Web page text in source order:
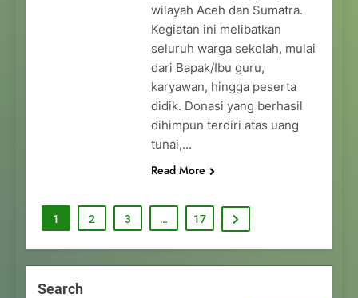
wilayah Aceh dan Sumatra.
Kegiatan ini melibatkan
seluruh warga sekolah, mulai
dari Bapak/Ibu guru,
karyawan, hingga peserta
didik. Donasi yang berhasil
dihimpun terdiri atas uang
tunai,…
Read More
1 2 3 … 17
Search